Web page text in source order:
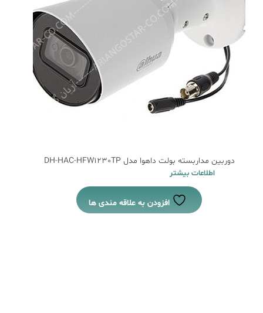
دوربین مداربسته بولت داهوا مدل DH-HAC-HFW1230TP
اطلاعات بیشتر
افزودن به علاقه مندی ها